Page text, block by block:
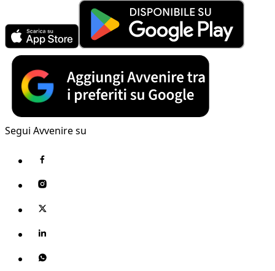
Segui Avvenire su